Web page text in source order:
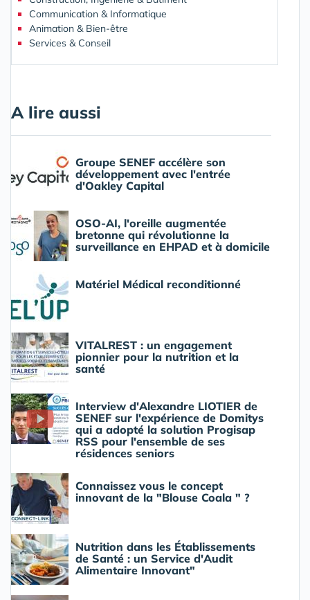
Communication & Informatique
Animation & Bien-être
Services & Conseil
A lire aussi
Groupe SENEF accélère son
développement avec l'entrée
d'Oakley Capital
OSO-AI, l'oreille augmentée
bretonne qui révolutionne la
surveillance en EHPAD et à domicile
Matériel Médical reconditionné
VITALREST : un engagement
pionnier pour la nutrition et la
santé
Interview d'Alexandre LIOTIER de
SENEF sur l'expérience de Domitys
qui a adopté la solution Progisap
RSS pour l'ensemble de ses
résidences seniors
Connaissez vous le concept
innovant de la "Blouse Coala " ?
Nutrition dans les Établissements
de Santé : un Service d'Audit
Alimentaire Innovant"